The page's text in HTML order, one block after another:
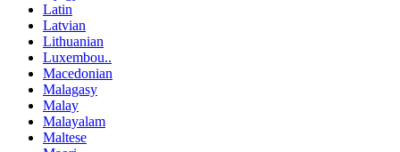
Latin
Latvian
Lithuanian
Luxembou..
Macedonian
Malagasy
Malay
Malayalam
Maltese